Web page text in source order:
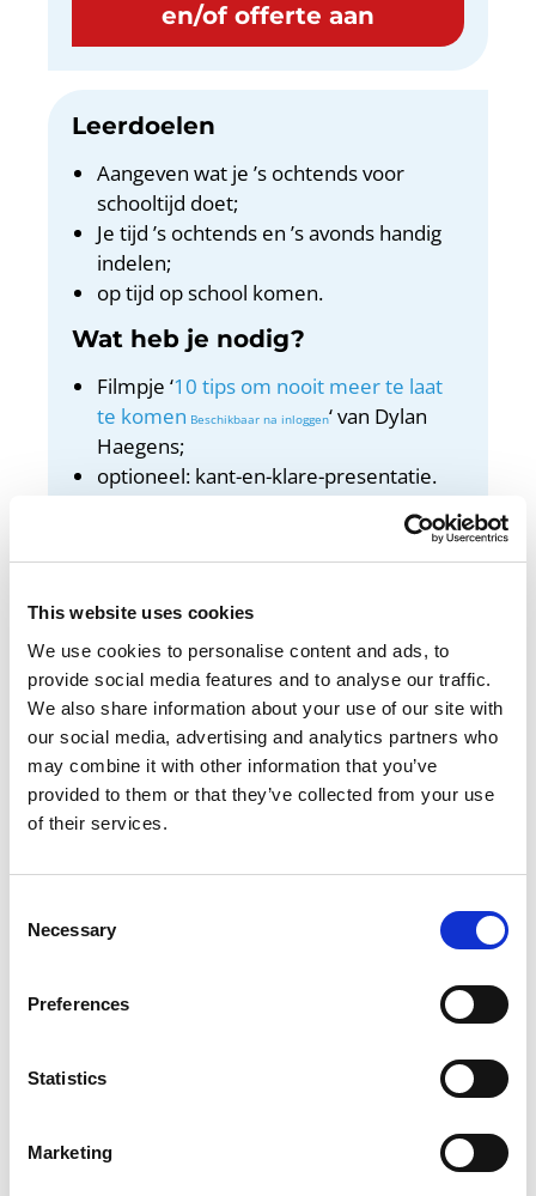
This website uses cookies
We use cookies to personalise content and ads, to
provide social media features and to analyse our traffic.
We also share information about your use of our site with
our social media, advertising and analytics partners who
may combine it with other information that you’ve
provided to them or that they’ve collected from your use
of their services.
Selection
Necessary
Preferences
Statistics
Marketing
en/of offerte aan
Leerdoelen
Aangeven wat je ’s ochtends voor
schooltijd doet;
Je tijd ’s ochtends en ’s avonds handig
indelen;
op tijd op school komen.
Wat heb je nodig?
Filmpje ‘10 tips om nooit meer te laat
te komen
‘ van Dylan
Haegens;
optioneel: kant-en-klare-presentatie.
In deze les leer je goed je tijd indelen. Je
bedenkt wat je het beste in de ochtend en
avond kunt doen. Dat is handig, want zo kom je
altijd op tijd op school!
Inloggen